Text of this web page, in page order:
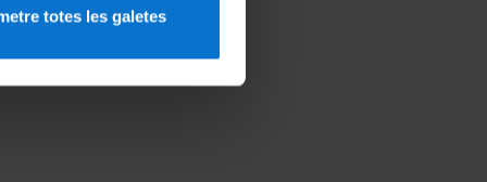
totes les galetes